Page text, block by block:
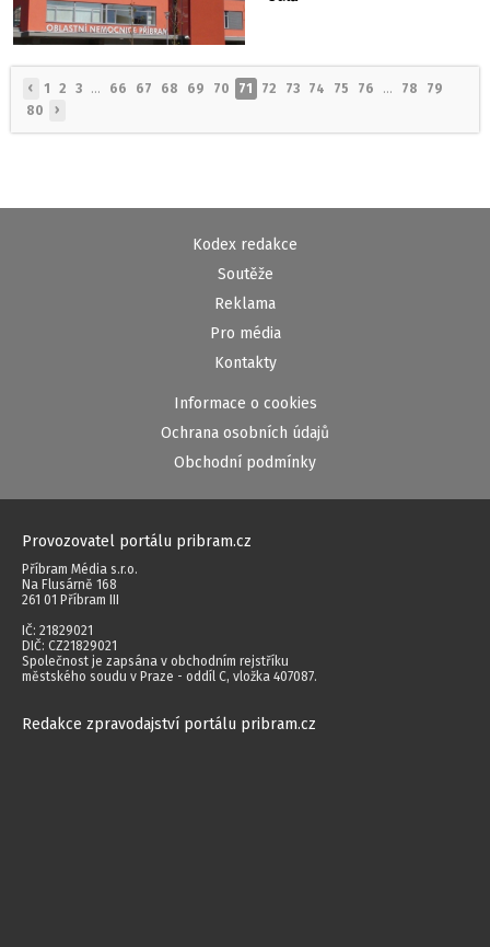
‹ 1 2 3 ... 66 67 68 69 70 71 72 73 74 75 76 ... 78
79
80
›
Kodex redakce
Soutěže
Reklama
Pro média
Kontakty
Informace o cookies
Ochrana osobních údajů
Obchodní podmínky
Provozovatel portálu pribram.cz
Příbram Média s.r.o.
Na Flusárně 168
261 01 Příbram III
IČ: 21829021
DIČ: CZ21829021
Společnost je zapsána v obchodním rejstříku
městského soudu v Praze - oddíl C, vložka 407087.
Redakce zpravodajství portálu pribram.cz